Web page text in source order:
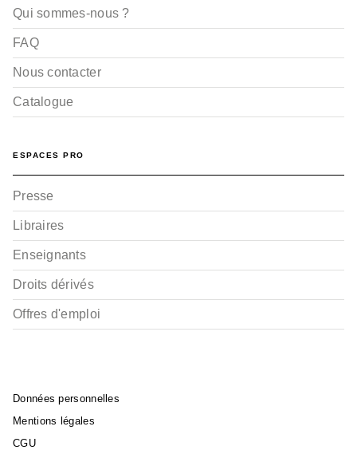
Qui sommes-nous ?
FAQ
Nous contacter
Catalogue
ESPACES PRO
Presse
Libraires
Enseignants
Droits dérivés
Offres d'emploi
Données personnelles
Mentions légales
CGU